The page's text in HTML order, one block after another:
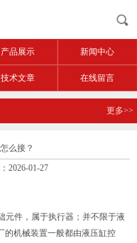
产品展示 新闻中心
技术文章 在线留言
更多>>
么接？
2026-01-27
件，属于执行器；并不限于液
的机械装置一般都由液压缸控